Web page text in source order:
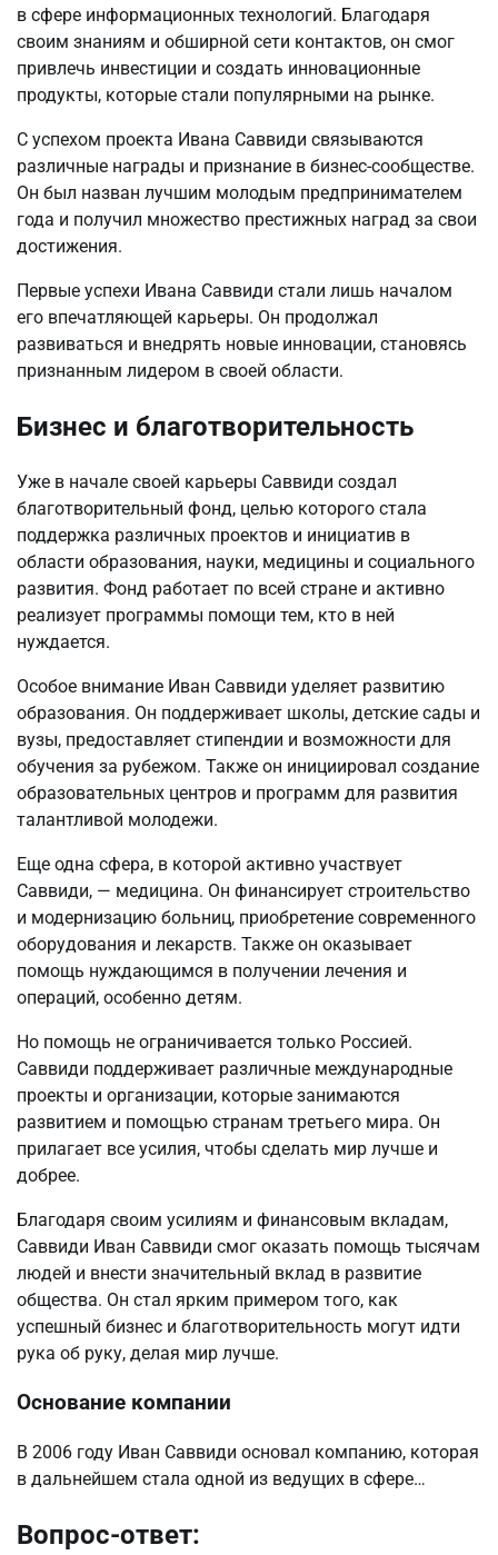
в сфере информационных технологий. Благодаря
своим знаниям и обширной сети контактов, он смог
привлечь инвестиции и создать инновационные
продукты, которые стали популярными на рынке.
С успехом проекта Ивана Саввиди связываются
различные награды и признание в бизнес-сообществе.
Он был назван лучшим молодым предпринимателем
года и получил множество престижных наград за свои
достижения.
Первые успехи Ивана Саввиди стали лишь началом
его впечатляющей карьеры. Он продолжал
развиваться и внедрять новые инновации, становясь
признанным лидером в своей области.
Бизнес и благотворительность
Уже в начале своей карьеры Саввиди создал
благотворительный фонд, целью которого стала
поддержка различных проектов и инициатив в
области образования, науки, медицины и социального
развития. Фонд работает по всей стране и активно
реализует программы помощи тем, кто в ней
нуждается.
Особое внимание Иван Саввиди уделяет развитию
образования. Он поддерживает школы, детские сады и
вузы, предоставляет стипендии и возможности для
обучения за рубежом. Также он инициировал создание
образовательных центров и программ для развития
талантливой молодежи.
Еще одна сфера, в которой активно участвует
Саввиди, — медицина. Он финансирует строительство
и модернизацию больниц, приобретение современного
оборудования и лекарств. Также он оказывает
помощь нуждающимся в получении лечения и
операций, особенно детям.
Но помощь не ограничивается только Россией.
Саввиди поддерживает различные международные
проекты и организации, которые занимаются
развитием и помощью странам третьего мира. Он
прилагает все усилия, чтобы сделать мир лучше и
добрее.
Благодаря своим усилиям и финансовым вкладам,
Саввиди Иван Саввиди смог оказать помощь тысячам
людей и внести значительный вклад в развитие
общества. Он стал ярким примером того, как
успешный бизнес и благотворительность могут идти
рука об руку, делая мир лучше.
Основание компании
В 2006 году Иван Саввиди основал компанию, которая
в дальнейшем стала одной из ведущих в сфере…
Вопрос-ответ: